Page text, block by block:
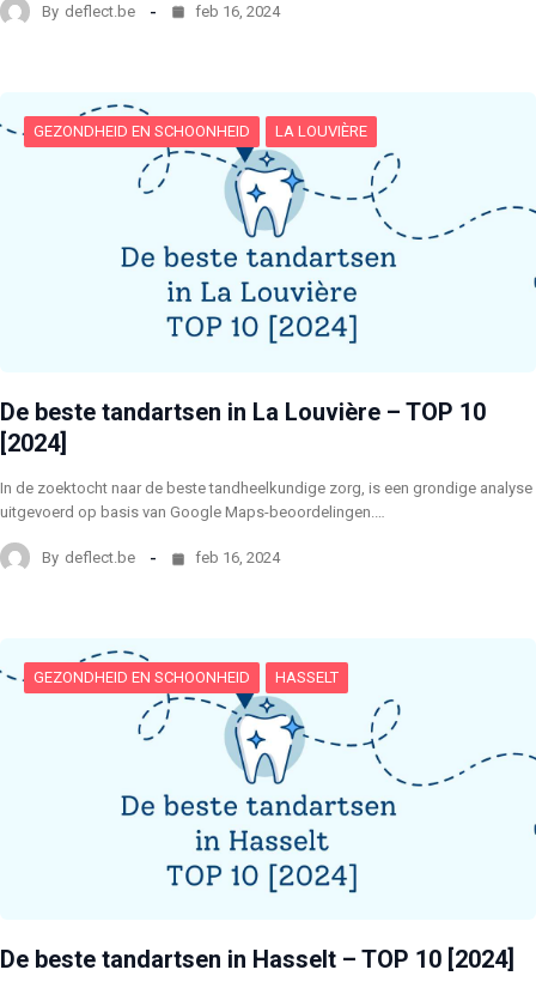
By deflect.be feb 16, 2024
GEZONDHEID EN SCHOONHEID LA LOUVIÈRE
De beste tandartsen in La Louvière – TOP 10
[2024]
In de zoektocht naar de beste tandheelkundige zorg, is een grondige analyse
uitgevoerd op basis van Google Maps-beoordelingen.…
By deflect.be feb 16, 2024
GEZONDHEID EN SCHOONHEID HASSELT
De beste tandartsen in Hasselt – TOP 10 [2024]